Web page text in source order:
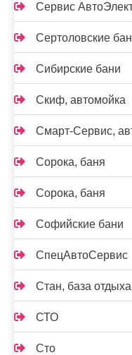
Сервис
Сертоловские
Сибирские бани
Скиф, автомойка
Смарт-Сервис,
Сорока, баня
Сорока, баня
Софийские бани
СпецАвтоСервис
Стан, база отдыха
СТО
Сто